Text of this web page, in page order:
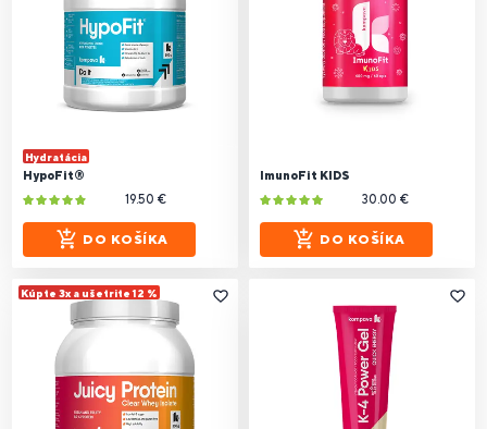
Hydratácia
HypoFit®
19.50 €
DO KOŠÍKA
ImunoFit KIDS
30.00 €
DO KOŠÍKA
Kúpte 3x a ušetrite 12 %